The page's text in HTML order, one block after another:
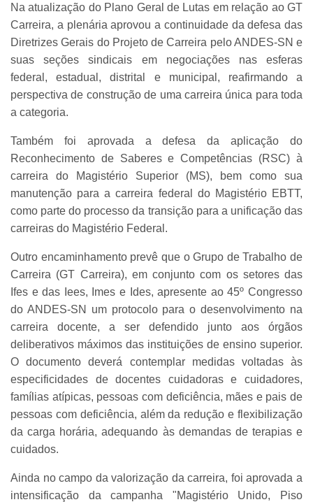
Na atualização do Plano Geral de Lutas em relação ao GT
Carreira, a plenária aprovou a continuidade da defesa das
Diretrizes Gerais do Projeto de Carreira pelo ANDES-SN e
suas seções sindicais em negociações nas esferas
federal, estadual, distrital e municipal, reafirmando a
perspectiva de construção de uma carreira única para toda
a categoria.
Também foi aprovada a defesa da aplicação do
Reconhecimento de Saberes e Competências (RSC) à
carreira do Magistério Superior (MS), bem como sua
manutenção para a carreira federal do Magistério EBTT,
como parte do processo da transição para a unificação das
carreiras do Magistério Federal.
Outro encaminhamento prevê que o Grupo de Trabalho de
Carreira (GT Carreira), em conjunto com os setores das
Ifes e das Iees, Imes e Ides, apresente ao 45º Congresso
do ANDES-SN um protocolo para o desenvolvimento na
carreira docente, a ser defendido junto aos órgãos
deliberativos máximos das instituições de ensino superior.
O documento deverá contemplar medidas voltadas às
especificidades de docentes cuidadoras e cuidadores,
famílias atípicas, pessoas com deficiência, mães e pais de
pessoas com deficiência, além da redução e flexibilização
da carga horária, adequando às demandas de terapias e
cuidados.
Ainda no campo da valorização da carreira, foi aprovada a
intensificação da campanha "Magistério Unido, Piso